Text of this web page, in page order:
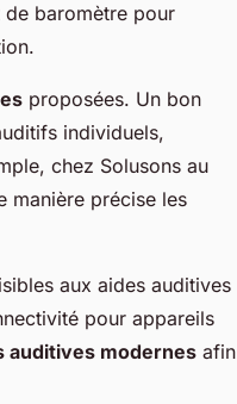
de baromètre pour
proposées. Un bon
individuels,
chez Solusons au
manière précise les
aux aides auditives
pour appareils
auditives modernes afin